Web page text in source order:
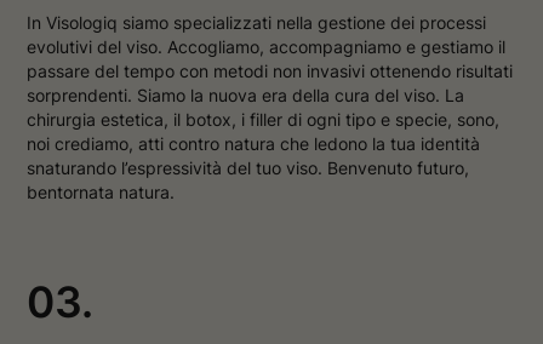
In Visologiq siamo specializzati nella gestione dei processi
evolutivi del viso. Accogliamo, accompagniamo e gestiamo il
passare del tempo con metodi non invasivi ottenendo risultati
sorprendenti. Siamo la nuova era della cura del viso. La
chirurgia estetica, il botox, i filler di ogni tipo e specie, sono,
noi crediamo, atti contro natura che ledono la tua identità
snaturando l’espressività del tuo viso. Benvenuto futuro,
bentornata natura.
03.